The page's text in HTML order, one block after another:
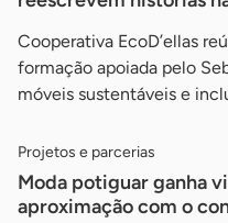
Cooperativa EcoD’ellas
formação apoiada pelo
móveis sustentáveis e
Projetos e parcerias
Moda potiguar ganha
aproximação com o